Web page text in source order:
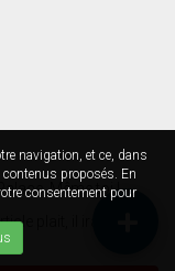
navigation, et ce, dans
contenus proposés. En
consentement pour
Même toi !
plait, il ira dans la